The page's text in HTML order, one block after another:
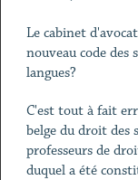
Le cabinet
nouveau code des
langues?
C'est tout à fait
belge du droit des
professeurs de
duquel a été